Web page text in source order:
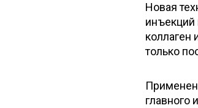
Новая
инъекций
коллаген
только
главного